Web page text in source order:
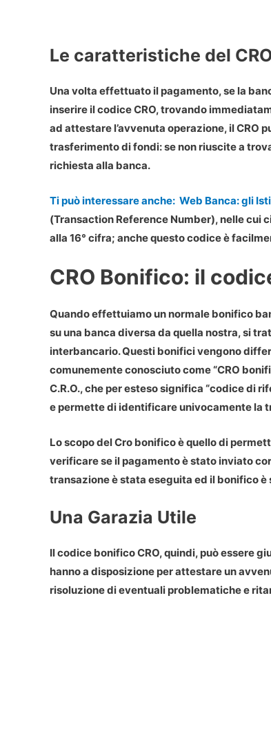
Le caratteristiche del
Una volta effettuato il pagamento, se la
inserire ilcodice CRO, trovando
ad attestare l’avvenuta operazione, il CRO
trasferimento di fondi: se non riuscite a
richiesta alla banca.
Ti può interessare anche: Web Banca: gli
(Transaction Reference Number), nelle cui
alla 16° cifra; anche questo codice è
CRO Bonifico: il
Quando effettuiamo un normale bonifico
su una banca diversa da quella nostra, si
interbancario. Questi bonifici vengono
comunemente conosciuto come “CRO
C.R.O., che per esteso significa “codice di
e permette di identificare univocamente la
Lo scopo delCro bonificoè quello di
verificare se il pagamento è stato inviato
transazione è stata eseguita ed il bonifico
Una Garazia Utile
Ilcodice bonifico CRO, quindi, può essere
hanno a disposizione per attestare un
risoluzione di eventuali problematiche e